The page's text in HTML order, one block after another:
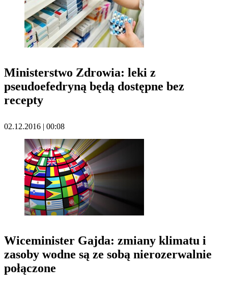
Ministerstwo Zdrowia: leki z
pseudoefedryną będą dostępne bez
recepty
02.12.2016 | 00:08
Wiceminister Gajda: zmiany klimatu i
zasoby wodne są ze sobą nierozerwalnie
połączone